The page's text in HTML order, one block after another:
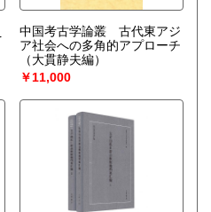
中国考古学論叢 古代東アジ
ア社会への多角的アプローチ
（大貫静夫編）
￥11,000